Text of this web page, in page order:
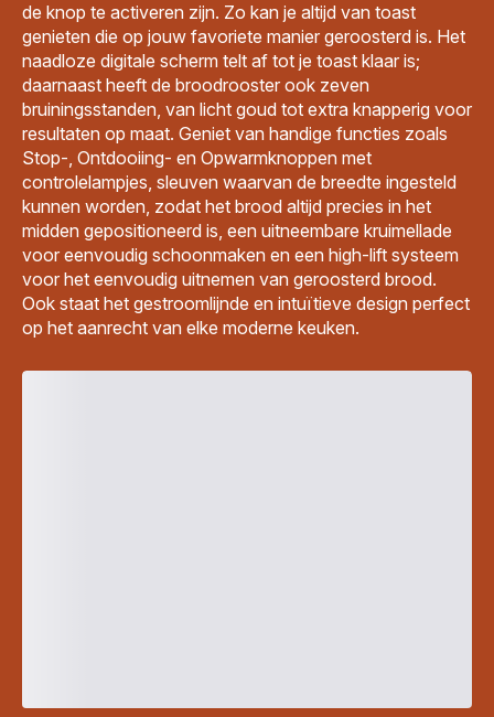
de knop te activeren zijn. Zo kan je altijd van toast
genieten die op jouw favoriete manier geroosterd is. Het
naadloze digitale scherm telt af tot je toast klaar is;
daarnaast heeft de broodrooster ook zeven
bruiningsstanden, van licht goud tot extra knapperig voor
resultaten op maat. Geniet van handige functies zoals
Stop-, Ontdooiing- en Opwarmknoppen met
controlelampjes, sleuven waarvan de breedte ingesteld
kunnen worden, zodat het brood altijd precies in het
midden gepositioneerd is, een uitneembare kruimellade
voor eenvoudig schoonmaken en een high-lift systeem
voor het eenvoudig uitnemen van geroosterd brood.
Ook staat het gestroomlijnde en intuïtieve design perfect
op het aanrecht van elke moderne keuken.